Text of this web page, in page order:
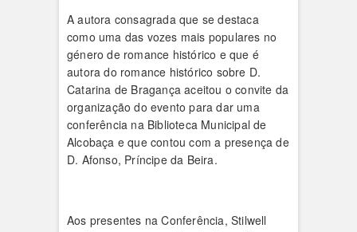
A autora consagrada que se destaca
como uma das vozes mais populares no
género de romance histórico e que é
autora do romance histórico sobre D.
Catarina de Bragança aceitou o convite da
organização do evento para dar uma
conferência na Biblioteca Municipal de
Alcobaça e que contou com a presença de
D. Afonso, Príncipe da Beira.
Aos presentes na Conferência, Stilwell